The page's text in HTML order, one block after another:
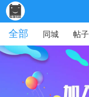
全部
同城 帖子